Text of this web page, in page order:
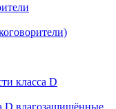
класса D
D влагозащищённые